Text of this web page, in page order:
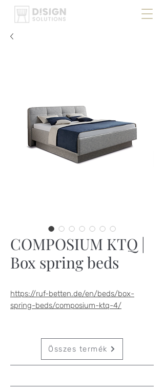
COMPOSIUM KTQ |
Box spring beds
https://ruf-betten.de/en/beds/box-
spring-beds/composium-ktq-4/
Összes termék